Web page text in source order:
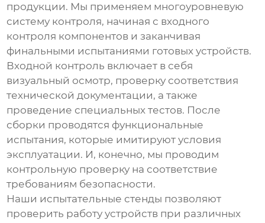
продукции. Мы применяем многоуровневую
систему контроля, начиная с входного
контроля компонентов и заканчивая
финальными испытаниями готовых устройств.
Входной контроль включает в себя
визуальный осмотр, проверку соответствия
технической документации, а также
проведение специальных тестов. После
сборки проводятся функциональные
испытания, которые имитируют условия
эксплуатации. И, конечно, мы проводим
контрольную проверку на соответствие
требованиям безопасности.
Наши испытательные стенды позволяют
проверить работу устройств при различных